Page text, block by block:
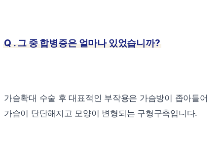
Q . 그 중 합병증은 얼마나 있었습니까?
가슴확대 수술 후 대표적인 부작용은 가슴방이 좁아들어
가슴이 단단해지고 모양이 변형되는 구형구축입니다.